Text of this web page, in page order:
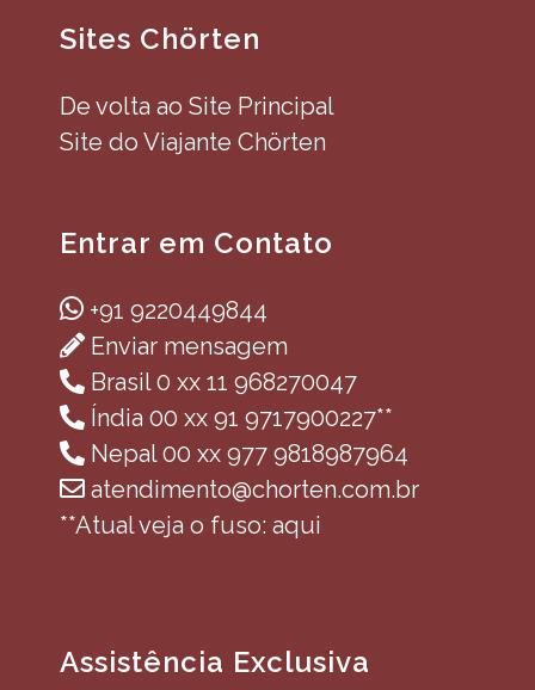
Sites Chörten
De volta ao Site Principal
Site do Viajante Chörten
Entrar em Contato
+91 9220449844
Enviar mensagem
Brasil 0 xx 11 968270047
Índia 00 xx 91 9717900227**
Nepal 00 xx 977 9818987964
atendimento@chorten.com.br
**Atual veja o fuso: aqui
Assistência Exclusiva